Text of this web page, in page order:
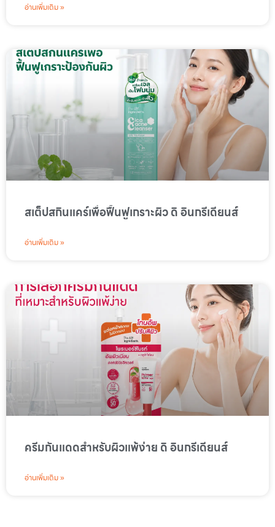
อ่านเพิ่มเติม »
สเต็ปสกินแคร์เพื่อฟื้นฟูเกราะผิว ดิ อินกรีเดียนส์
อ่านเพิ่มเติม »
ครีมกันแดดสำหรับผิวแพ้ง่าย ดิ อินกรีเดียนส์
อ่านเพิ่มเติม »